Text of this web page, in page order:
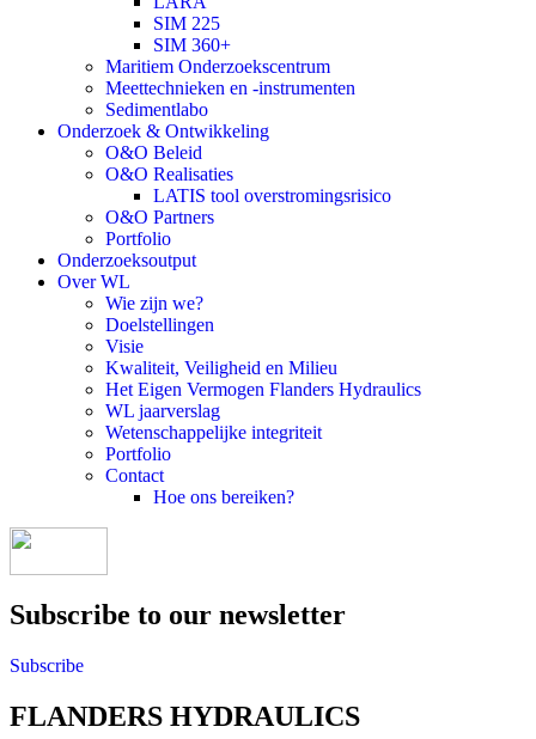
SIM 225
SIM 360+
Maritiem Onderzoekscentrum
Meettechnieken en -instrumenten
Sedimentlabo
Onderzoek & Ontwikkeling
O&O Beleid
O&O Realisaties
LATIS tool overstromingsrisico
O&O Partners
Portfolio
Onderzoeksoutput
Over WL
Wie zijn we?
Doelstellingen
Visie
Kwaliteit, Veiligheid en Milieu
Het Eigen Vermogen Flanders Hydraulics
WL jaarverslag
Wetenschappelijke integriteit
Portfolio
Contact
Hoe ons bereiken?
Subscribe to our newsletter
Subscribe
FLANDERS HYDRAULICS